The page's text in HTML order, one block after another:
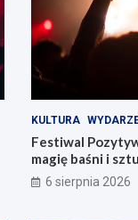
KULTURA
Festiwal
magię baśni i
6 sierpnia 2026